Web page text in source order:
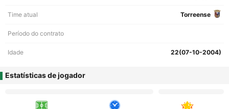
Time atual Torreense
Período do contrato
Idade 22(07-10-2004)
Estatísticas de jogador